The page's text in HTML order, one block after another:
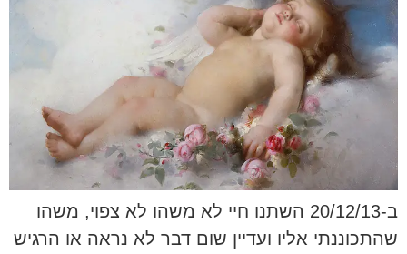
ב-20/12/13 השתנו חיי לא משהו לא צפוי, משהו
שהתכוננתי אליו ועדיין שום דבר לא נראה או הרגיש